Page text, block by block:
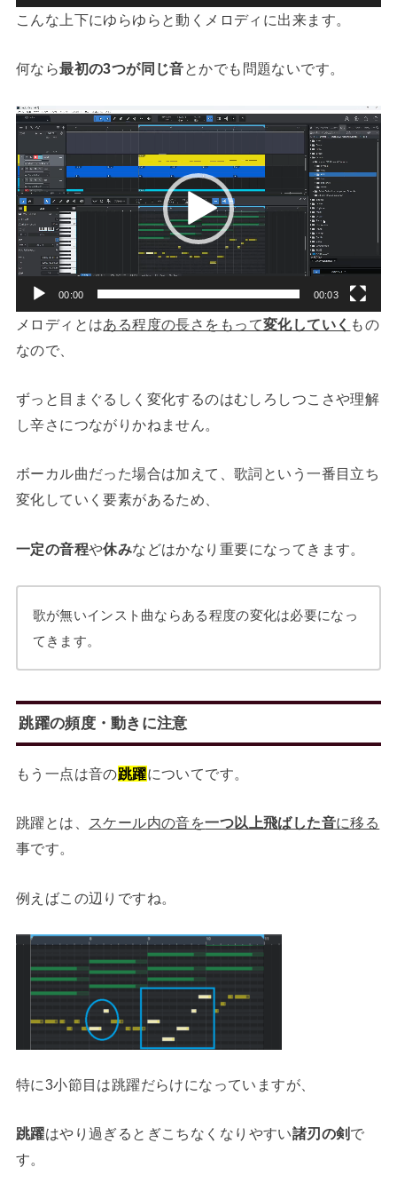
こんな上下にゆらゆらと動くメロディに出来ます。
何なら最初の3つが同じ音とかでも問題ないです。
動
プ
レ
ー
ヤ
00:00 00:03
メロディとはある程度の長さをもって変化していく もの
なので、
ずっと目まぐるしく変化するのはむしろしつこさや理解
し辛さにつながりかねません。
ボーカル曲だった場合は加えて、歌詞という一番目立ち
変化していく要素があるため、
一定の音程や休みなどはかなり重要になってきます。
歌が無いインスト曲ならある程度の変化は必要になっ
てきます。
跳躍の頻度・動きに注意
もう一点は音の跳躍についてです。
跳躍とは、 スケール内の音を一つ以上飛ばした音に移る
事です。
例えばこの辺りですね。
特に3小節目は跳躍だらけになっていますが、
跳躍はやり過ぎるとぎこちなくなりやすい諸刃の剣 で
す。